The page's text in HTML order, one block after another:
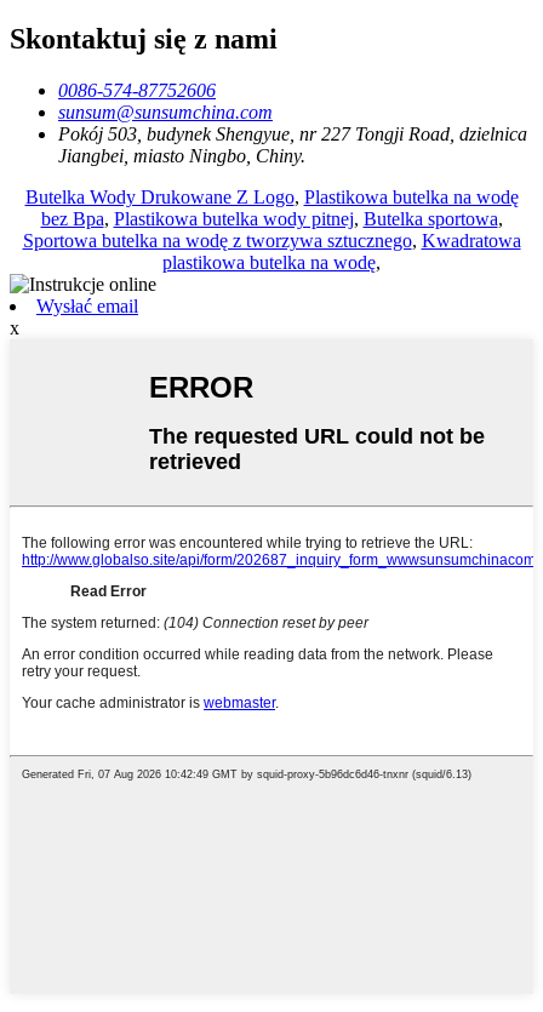
Skontaktuj się z nami
0086-574-87752606
sunsum@sunsumchina.com
Pokój 503, budynek Shengyue, nr 227 Tongji Road, dzielnica
Jiangbei, miasto Ningbo, Chiny.
Butelka Wody Drukowane Z Logo, Plastikowa butelka na wodę
bez Bpa, Plastikowa butelka wody pitnej, Butelka sportowa,
Sportowa butelka na wodę z tworzywa sztucznego, Kwadratowa
plastikowa butelka na wodę,
Wysłać email
x